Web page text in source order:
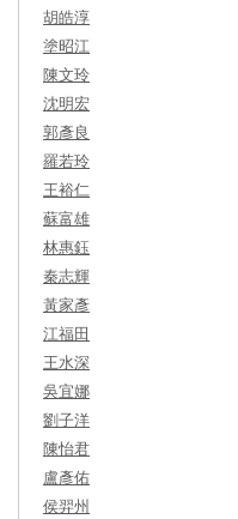
胡皓淳
塗昭江
陳文玲
沈明宏
郭彥良
羅若玲
王裕仁
蘇富雄
林惠鈺
秦志輝
黃家彥
江福田
王水深
吳宜娜
劉子洋
陳怡君
盧彥佑
侯羿州